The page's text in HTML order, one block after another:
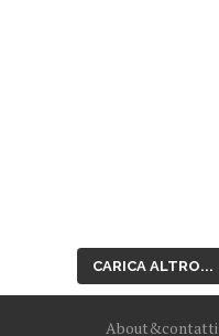
CARICA ALTRO...
About&contatti